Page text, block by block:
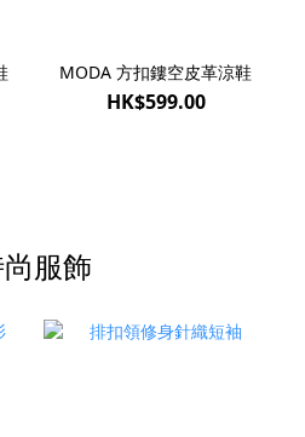
MODA 方扣鏤空皮革涼鞋
HK$599.00
服飾